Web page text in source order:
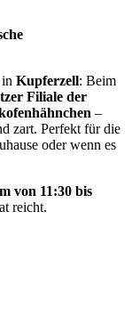
Kupferzell: Beim
Filiale der
–
zart. Perfekt für die
oder wenn es
von 11:30 bis
reicht.